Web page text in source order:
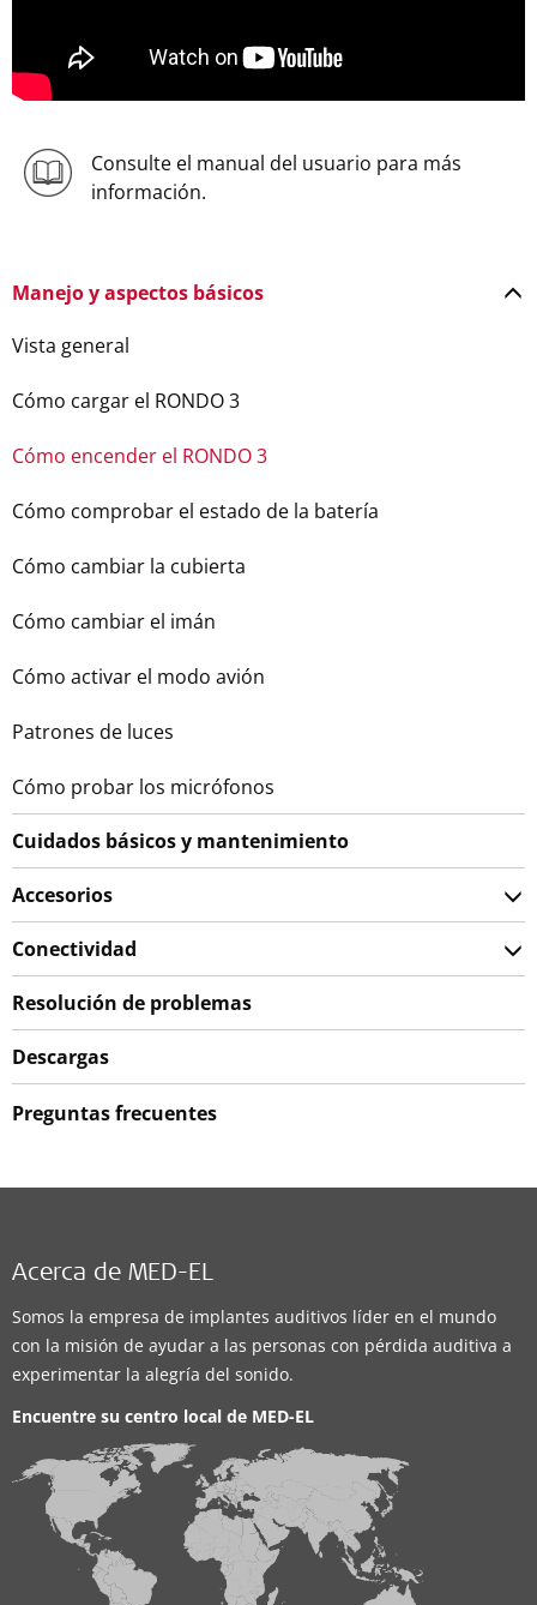
Consulte el manual del usuario para más
información.
Manejo y aspectos básicos
Vista general
Cómo cargar el RONDO 3
Cómo encender el RONDO 3
Cómo comprobar el estado de la batería
Cómo cambiar la cubierta
Cómo cambiar el imán
Cómo activar el modo avión
Patrones de luces
Cómo probar los micrófonos
Cuidados básicos y mantenimiento
Accesorios
Conectividad
Resolución de problemas
Descargas
Preguntas frecuentes
Acerca de MED-EL
Somos la empresa de implantes auditivos líder en el mundo
con la misión de ayudar a las personas con pérdida auditiva a
experimentar la alegría del sonido.
Encuentre su centro local de MED-EL